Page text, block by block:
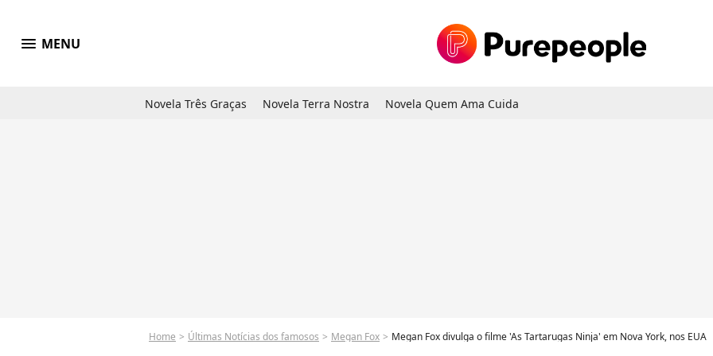
menu MENU
Novela Três Graças Novela Terra Nostra Novela Quem Ama Cuida
Home Últimas Notícias dos famosos Megan Fox Megan Fox divulga o filme 'As Tartarugas Ninja' em Nova York, nos EUA